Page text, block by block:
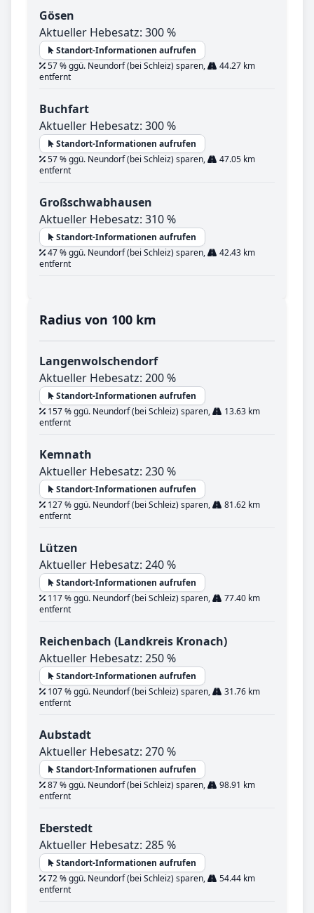
Gösen
Aktueller Hebesatz: 300 %
Standort-Informationen aufrufen
57 % ggü. Neundorf (bei Schleiz) sparen,
44.27 km
entfernt
Buchfart
Aktueller Hebesatz: 300 %
Standort-Informationen aufrufen
57 % ggü. Neundorf (bei Schleiz) sparen,
47.05 km
entfernt
Großschwabhausen
Aktueller Hebesatz: 310 %
Standort-Informationen aufrufen
47 % ggü. Neundorf (bei Schleiz) sparen,
42.43 km
entfernt
Radius von 100 km
Langenwolschendorf
Aktueller Hebesatz: 200 %
Standort-Informationen aufrufen
157 % ggü. Neundorf (bei Schleiz) sparen,
13.63 km
entfernt
Kemnath
Aktueller Hebesatz: 230 %
Standort-Informationen aufrufen
127 % ggü. Neundorf (bei Schleiz) sparen,
81.62 km
entfernt
Lützen
Aktueller Hebesatz: 240 %
Standort-Informationen aufrufen
117 % ggü. Neundorf (bei Schleiz) sparen,
77.40 km
entfernt
Reichenbach (Landkreis Kronach)
Aktueller Hebesatz: 250 %
Standort-Informationen aufrufen
107 % ggü. Neundorf (bei Schleiz) sparen,
31.76 km
entfernt
Aubstadt
Aktueller Hebesatz: 270 %
Standort-Informationen aufrufen
87 % ggü. Neundorf (bei Schleiz) sparen,
98.91 km
entfernt
Eberstedt
Aktueller Hebesatz: 285 %
Standort-Informationen aufrufen
72 % ggü. Neundorf (bei Schleiz) sparen,
54.44 km
entfernt